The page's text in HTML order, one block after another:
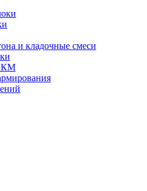
и кладочные смеси